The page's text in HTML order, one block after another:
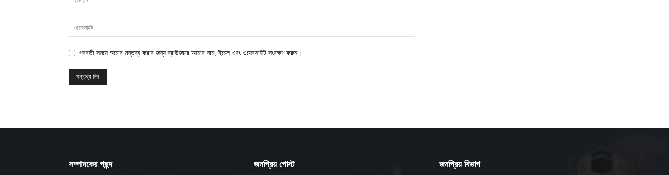
পরবর্তী সময়ে আমার মন্তব্য করার জন্য ব্রাউজারে আমার নাম, ইমেল এবং ওয়েবসাইট সংরক্ষণ করুন।
সম্পাদকের পছন্দ জনপ্রিয় পোস্ট জনপ্রিয় বিভাগ